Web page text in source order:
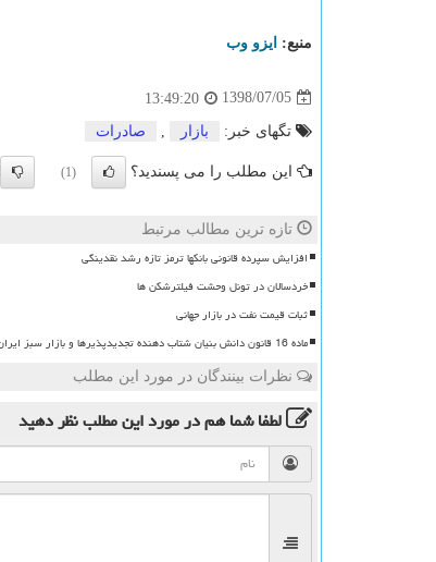
منبع: ایزو وب
1398/07/05
13:49:20
تگهای خبر: بازار صادرات
این مطلب را می پسندید؟ (1)
تازه ترین مطالب مرتبط
افزایش سپرده قانونی بانکها ترمز تازه رشد نقدینگی
خردسالان در تونل وحشت فیلترشکن ها
ثبات قیمت نفت در بازار جهانی
ماده 16 قانون دانش بنیان شتاب دهنده تجدیدپذیرها و بازار سبز ایران
نظرات بینندگان در مورد این مطلب
لطفا شما همدر مورد این مطلبنظر دهید